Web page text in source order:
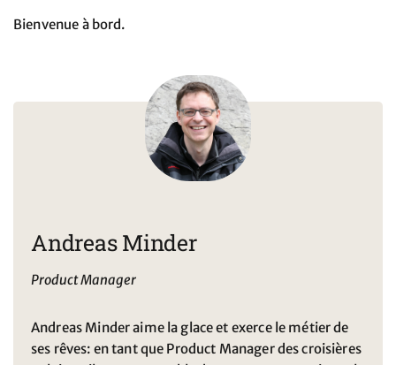
Bienvenue à bord.
Andreas Minder
Product Manager
Andreas Minder aime la glace et exerce le métier de
ses rêves: en tant que Product Manager des croisières